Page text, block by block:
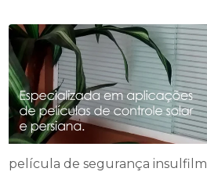
película de segurança insulfilm